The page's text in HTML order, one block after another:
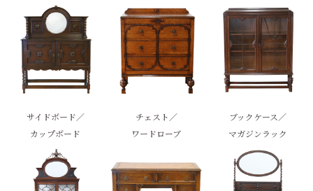
サイドボード／
カップボード
チェスト／
ワードローブ
ブックケース／
マガジンラック